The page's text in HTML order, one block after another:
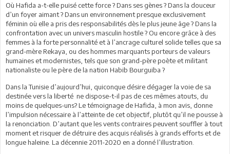
Où Hafida a-t-elle puisé cette force ? Dans ses gènes ? Dans la douceur
d’un foyer aimant ? Dans un environnement presque exclusivement
féminin où elle a pris des responsabilités dès le plus jeune âge ? Dans la
confrontation avec un univers masculin hostile ? Ou encore grâce à des
femmes à la forte personnalité et à l’ancrage culturel solide telles que sa
grand-mère Rekaya, ou des hommes marquants porteurs de valeurs
humaines et modernistes, tels que son grand-père poète et militant
nationaliste ou le père de la nation Habib Bourguiba ?
Dans la Tunisie d’aujourd’hui, quiconque désire dégager la voie de sa
destinée vers la liberté ne dispose-t-il pas de ces mêmes atouts, du
moins de quelques-uns? Le témoignage de Hafida, à mon avis, donne
l’impulsion nécessaire à l’atteinte de cet objectif, plutôt qu’il ne pousse à
la renonciation. D’autant que les vents contraires peuvent souffler à tout
moment et risquer de détruire des acquis réalisés à grands efforts et de
longue haleine. La décennie 2011-2020 en a donné l’illustration.